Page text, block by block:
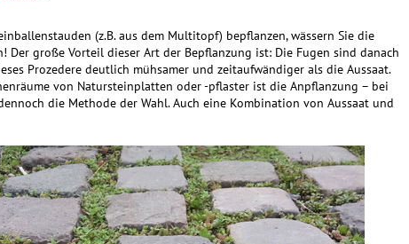
(z.B. aus dem Multitopf) bepflanzen, wässern Sie die
Der große Vorteil dieser Art der Bepflanzung ist: Die Fugen sind danach
Prozedere deutlich mühsamer und zeitaufwändiger als die Aussaat.
von Natursteinplatten oder -pflaster ist die Anpflan­zung – bei
die Methode der Wahl. Auch eine Kombination von Aussaat und